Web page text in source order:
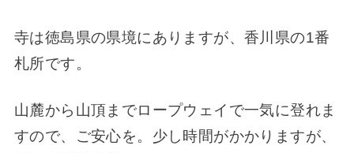
寺は徳島県の県境にありますが、香川県の1番
札所です。
山麓から山頂までロープウェイで一気に登れま
すので、ご安心を。少し時間がかかりますが、